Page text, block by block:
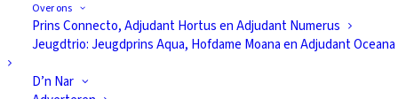
Over ons
Prins Connecto, Adjudant Hortus en Adjudant Numerus
Jeugdtrio: Jeugdprins Aqua, Hofdame Moana en Adjudant Oceana
D’n Nar